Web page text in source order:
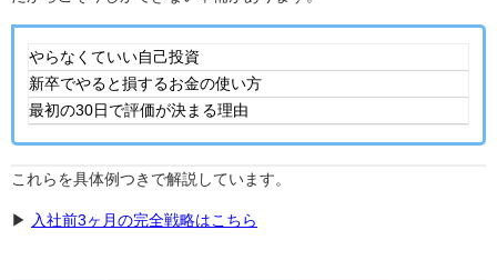
やらなくていい自己投資
新卒でやると損するお金の使い方
最初の30日で評価が決まる理由
これらを具体例つきで解説しています。
▶ 入社前3ヶ月の完全戦略はこちら